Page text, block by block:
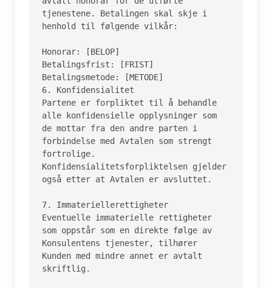
tjenestene. Betalingen skal skje i
henhold til følgende vilkår:
Honorar: [BELOP]
Betalingsfrist: [FRIST]
Betalingsmetode: [METODE]
6. Konfidensialitet
Partene er forpliktet til å behandle
alle konfidensielle opplysninger som
de mottar fra den andre parten i
forbindelse med Avtalen som strengt
fortrolige.
Konfidensialitetsforpliktelsen gjelder
også etter at Avtalen er avsluttet.
7. Immateriellerettigheter
Eventuelle immaterielle rettigheter
som oppstår som en direkte følge av
Konsulentens tjenester, tilhører
Kunden med mindre annet er avtalt
skriftlig.